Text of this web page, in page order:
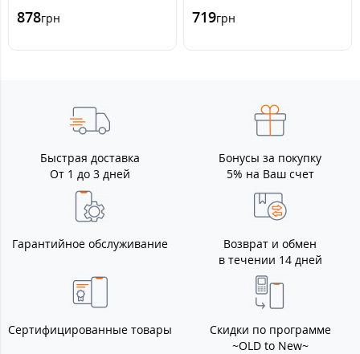
878грн 719грн
Быстрая доставка
От 1 до 3 дней
Бонусы за покупку
5% на Ваш счет
Гарантийное обслуживание
Возврат и обмен
в течении 14 дней
Сертифицированные товары
Скидки по программе
~OLD to New~